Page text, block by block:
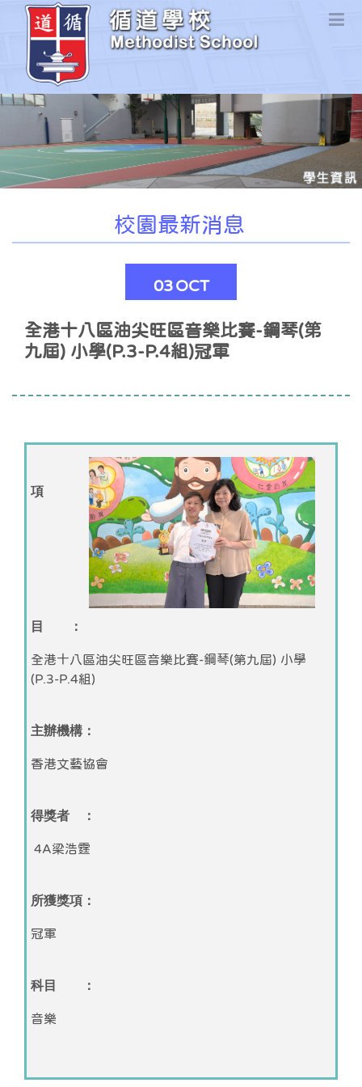
校園最新消息
03 OCT
全港十八區油尖旺區音樂比賽-鋼琴(第
九屆) 小學(P.3-P.4組)冠軍
項
目 ：
全港十八區油尖旺區音樂比賽-鋼琴(第九屆) 小學
(P.3-P.4組)
主辦機構：
香港文藝協會
得獎者 ：
4A梁浩霆
所獲獎項：
冠軍
科目 ：
音樂